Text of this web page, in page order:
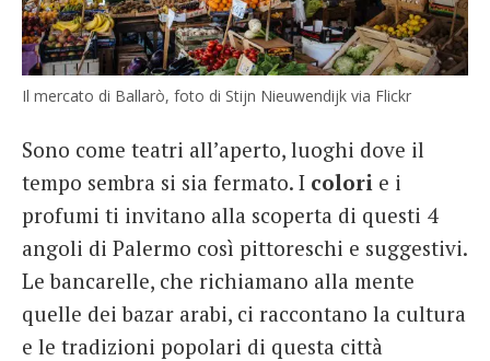
Il mercato di Ballarò, foto di Stijn Nieuwendijk via Flickr
Sono come teatri all’aperto, luoghi dove il
tempo sembra si sia fermato. I colori e i
profumi ti invitano alla scoperta di questi 4
angoli di Palermo così pittoreschi e suggestivi.
Le bancarelle, che richiamano alla mente
quelle dei bazar arabi, ci raccontano la cultura
e le tradizioni popolari di questa città